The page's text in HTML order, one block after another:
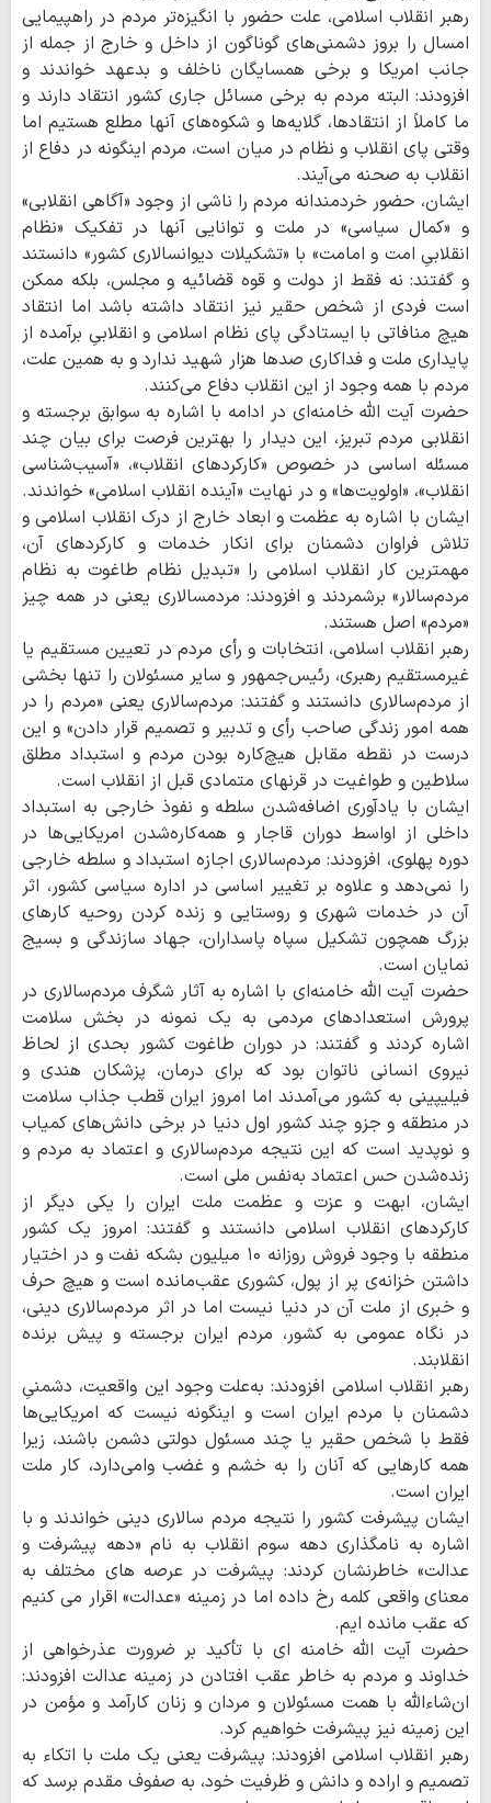
رهبر انقلاب اسلامی، علت حضور با انگیزه‌تر مردم در راهپیمایی
امسال را بروز دشمنی‌های گوناگون از داخل و خارج از جمله از
جانب امریکا و برخی همسایگان ناخلف و بدعهد خواندند و
افزودند: البته مردم به برخی مسائل جاری کشور انتقاد دارند و
ما کاملاً از انتقادها، گلایه‌ها و شکوه‌های آنها مطلع هستیم اما
وقتی پای انقلاب و نظام در میان است، مردم اینگونه در دفاع از
انقلاب به صحنه می‌آیند.
ایشان، حضور خردمندانه مردم را ناشی از وجود «آگاهی انقلابی»
و «کمال سیاسی» در ملت و توانایی آنها در تفکیک «نظام
انقلابیِ امت و امامت» با «تشکیلات دیوانسالاری کشور» دانستند
و گفتند: نه فقط از دولت و قوه قضائیه و مجلس، بلکه ممکن
است فردی از شخص حقیر نیز انتقاد داشته باشد اما انتقاد
هیچ منافاتی با ایستادگی پای نظام اسلامی و انقلابیِ برآمده از
پایداری ملت و فداکاری صدها هزار شهید ندارد و به همین علت،
مردم با همه وجود از این انقلاب دفاع می‌کنند.
حضرت آیت الله خامنه‌ای در ادامه با اشاره به سوابق برجسته و
انقلابی مردم تبریز، این دیدار را بهترین فرصت برای بیان چند
مسئله اساسی در خصوص «کارکردهای انقلاب»، «آسیب‌شناسی
انقلاب»، «اولویت‌ها» و در نهایت «آینده انقلاب اسلامی» خواندند.
ایشان با اشاره به عظمت و ابعاد خارج از درک انقلاب اسلامی و
تلاش فراوان دشمنان برای انکار خدمات و کارکردهای آن،
مهمترین کار انقلاب اسلامی را «تبدیل نظام طاغوت به نظام
مردم‌سالار» برشمردند و افزودند: مردمسالاری یعنی در همه چیز
«مردم» اصل هستند.
رهبر انقلاب اسلامی، انتخابات و رأی مردم در تعیین مستقیم یا
غیرمستقیم رهبری، رئیس‌جمهور و سایر مسئولان را تنها بخشی
از مردم‌سالاری دانستند و گفتند: مردم‌سالاری یعنی «مردم را در
همه امور زندگی صاحب رأی و تدبیر و تصمیم قرار دادن» و این
درست در نقطه مقابل هیچ‌کاره بودن مردم و استبداد مطلق
سلاطین و طواغیت در قرنهای متمادی قبل از انقلاب است.
ایشان با یادآوری اضافه‌شدن سلطه و نفوذ خارجی به استبداد
داخلی از اواسط دوران قاجار و همه‌کاره‌شدن امریکایی‌ها در
دوره پهلوی، افزودند: مردم‌سالاری اجازه استبداد و سلطه خارجی
را نمی‌دهد و علاوه بر تغییر اساسی در اداره سیاسی کشور، اثر
آن در خدمات شهری و روستایی و زنده کردن روحیه کارهای
بزرگ همچون تشکیل سپاه پاسداران، جهاد سازندگی و بسیج
نمایان است.
حضرت آیت الله خامنه‌ای با اشاره به آثار شگرف مردم‌سالاری در
پرورش استعدادهای مردمی به یک نمونه در بخش سلامت
اشاره کردند و گفتند: در دوران طاغوت کشور بحدی از لحاظ
نیروی انسانی ناتوان بود که برای درمان، پزشکان هندی و
فیلیپینی به کشور می‌آمدند اما امروز ایران قطب جذاب سلامت
در منطقه و جزو چند کشور اول دنیا در برخی دانش‌های کمیاب
و نوپدید است که این نتیجه مردم‌سالاری و اعتماد به مردم و
زنده‌شدن حس اعتماد به‌نفس ملی است.
ایشان، ابهت و عزت و عظمت ملت ایران را یکی دیگر از
کارکردهای انقلاب اسلامی دانستند و گفتند: امروز یک کشور
منطقه با وجود فروش روزانه ۱۰ میلیون بشکه نفت و در اختیار
داشتن خزانه‌ی پر از پول، کشوری عقب‌مانده است و هیچ حرف
و خبری از ملت آن در دنیا نیست اما در اثر مردم‌سالاری دینی،
در نگاه عمومی به کشور، مردم ایران برجسته‌ و پیش برنده
انقلابند.
رهبر انقلاب اسلامی افزودند: به‌علت وجود این واقعیت، دشمنیِ
دشمنان با مردم ایران است و اینگونه نیست که امریکایی‌ها
فقط با شخص حقیر یا چند مسئول دولتی دشمن باشند، زیرا
همه کارهایی که آنان را به خشم و غضب وامی‌دارد، کار ملت
ایران است.
ایشان پیشرفت کشور را نتیجه مردم سالاری دینی خواندند و با
اشاره به نامگذاری دهه سوم انقلاب به نام «دهه پیشرفت و
عدالت» خاطرنشان کردند: پیشرفت در عرصه های مختلف به
معنای واقعی کلمه رخ داده اما در زمینه «عدالت» اقرار می کنیم
که عقب مانده ایم.
حضرت آیت الله خامنه ای با تأکید بر ضرورت عذرخواهی از
خداوند و مردم به خاطر عقب افتادن در زمینه عدالت افزودند:
ان‌شاءالله با همت مسئولان و مردان و زنان کارآمد و مؤمن در
این زمینه نیز پیشرفت خواهیم کرد.
رهبر انقلاب اسلامی افزودند: پیشرفت یعنی یک ملت با اتکاء به
تصمیم و اراده و دانش و ظرفیت خود، به صفوف مقدم برسد که